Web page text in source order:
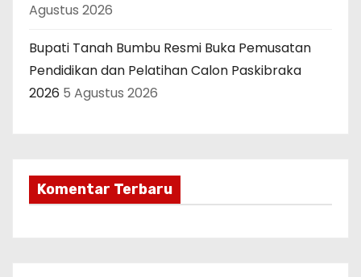
Agustus 2026
Bupati Tanah Bumbu Resmi Buka Pemusatan
Pendidikan dan Pelatihan Calon Paskibraka
2026 5 Agustus 2026
Komentar Terbaru